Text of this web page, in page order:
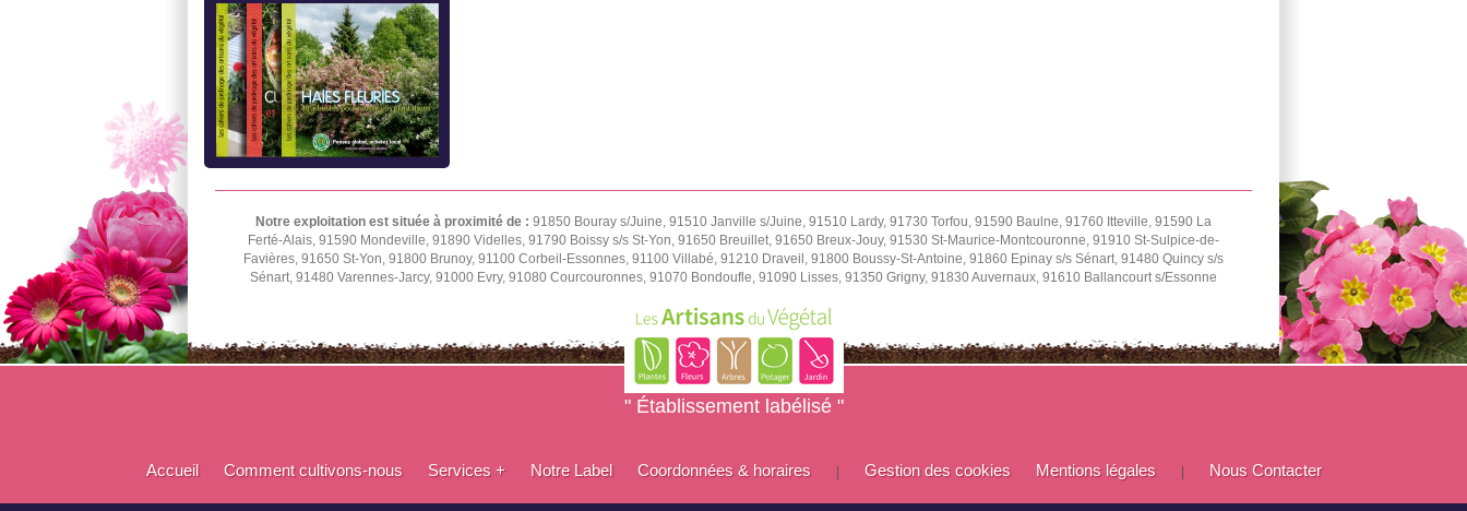
Notre exploitation est située à proximité de : 91850 Bouray s/Juine, 91510 Janville s/Juine, 91510 Lardy, 91730 Torfou, 91590 Baulne, 91760 Itteville, 91590 La
Ferté-Alais, 91590 Mondeville, 91890 Videlles, 91790 Boissy s/s St-Yon, 91650 Breuillet, 91650 Breux-Jouy, 91530 St-Maurice-Montcouronne, 91910 St-Sulpice-de-
Favières, 91650 St-Yon, 91800 Brunoy, 91100 Corbeil-Essonnes, 91100 Villabé, 91210 Draveil, 91800 Boussy-St-Antoine, 91860 Epinay s/s Sénart, 91480 Quincy s/s
Sénart, 91480 Varennes-Jarcy, 91000 Evry, 91080 Courcouronnes, 91070 Bondoufle, 91090 Lisses, 91350 Grigny, 91830 Auvernaux, 91610 Ballancourt s/Essonne
" Établissement labélisé "
Accueil Comment cultivons-nous Services + Notre Label Coordonnées & horaires Gestion des cookies Mentions légales Nous Contacter